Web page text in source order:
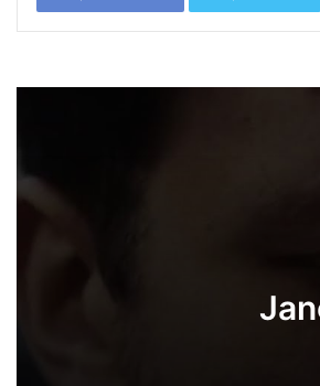
Dwa
Vibes